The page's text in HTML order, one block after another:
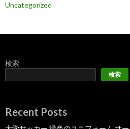
Uncategorized
検索
検索
Recent Posts